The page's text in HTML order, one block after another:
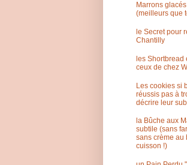
Marrons
(meilleurs que
le Secret pour
Chantilly
les Shortbread
ceux de chez
Les cookies si
réussis pas à
décrire leur
la Bûche aux
subtile (sans
sans crème au
cuisson !)